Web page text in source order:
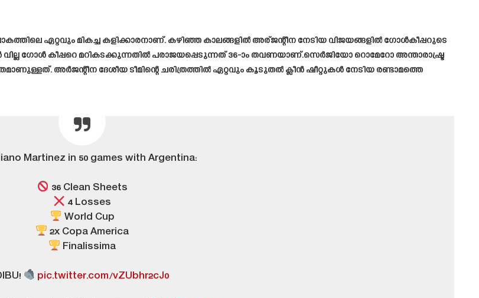
ഏറ്റവും മികച്ച കളിക്കാരനാണ്. കഴിഞ്ഞ കാലങ്ങളിൽ അര്ജന്റീന നേടിയ വിജയങ്ങളിൽ ഗോൾകീപ്പറുടെ
ഗോൾ കീപ്പറെ മറികടക്കുന്നതിൽ പരാജയപ്പെടുന്നത് 36-ാം തവണയാണ്.സെർജിയോ റൊമേറോ അന്താരാഷ്ട്ര
അർജന്റീന ദേശീയ ടീമിന്റെ ചരിത്രത്തിൽ ഏറ്റവും കൂടുതൽ ക്ലീൻ ഷീറ്റുകൾ നേടിയ രണ്ടാമത്തെ
Martinez in 50 games with Argentina:
36 Clean Sheets
4 Losses
World Cup
2x Copa America
Finalissima
pic.twitter.com/vZUbhr2cJ0